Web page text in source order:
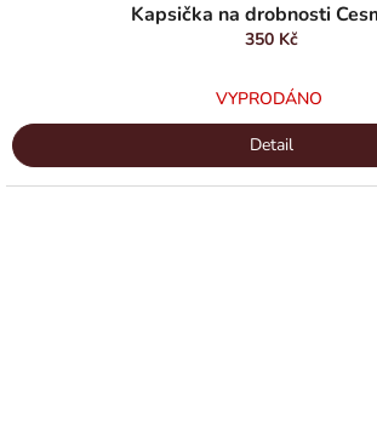
Kapsička na drobnosti
350 Kč
VYPRODÁNO
Detail